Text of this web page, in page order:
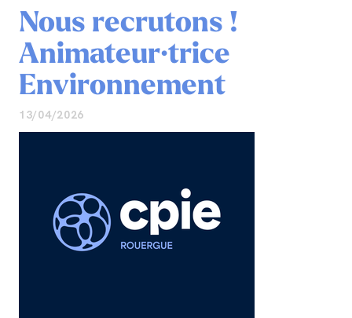
Nous recrutons !
Animateur·trice
Environnement
13/04/2026